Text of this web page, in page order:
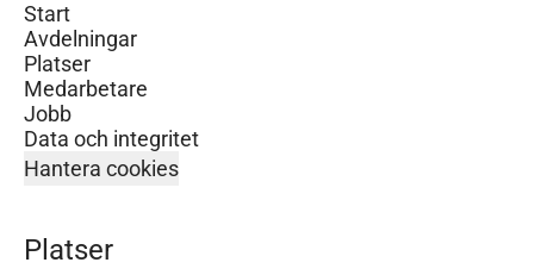
Start
Avdelningar
Platser
Medarbetare
Jobb
Data och integritet
Hantera cookies
Platser